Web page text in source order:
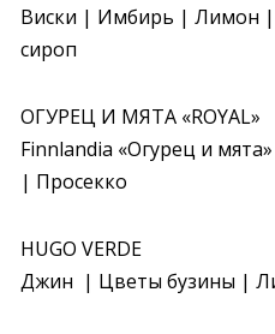
Виски | Имбирь | Лимон
сироп
ОГУРЕЦ И МЯТА «ROYAL»
Finnlandia «Огурец и
| Просекко
HUGO VERDE
Джин  | Цветы бузины |